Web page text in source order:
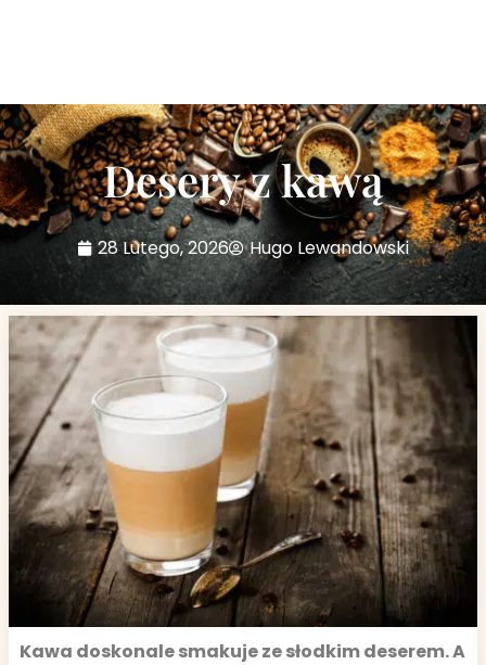
Desery z kawą
28 Lutego, 2026 Hugo Lewandowski
Kawa doskonale smakuje ze słodkim deserem. A